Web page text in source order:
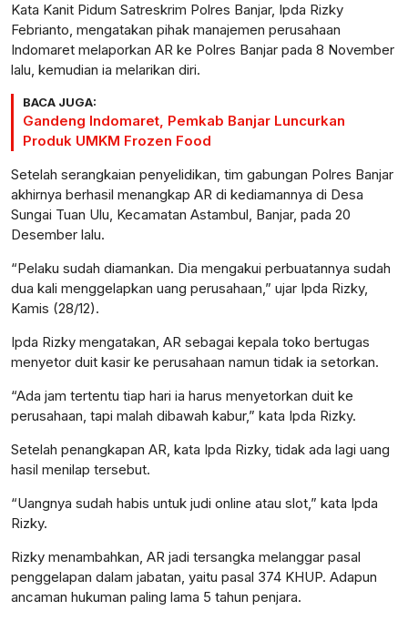
Kata Kanit Pidum Satreskrim Polres Banjar, Ipda Rizky
Febrianto, mengatakan pihak manajemen perusahaan
Indomaret melaporkan AR ke Polres Banjar pada 8 November
lalu, kemudian ia melarikan diri.
BACA JUGA:
Gandeng Indomaret, Pemkab Banjar Luncurkan
Produk UMKM Frozen Food
Setelah serangkaian penyelidikan, tim gabungan Polres Banjar
akhirnya berhasil menangkap AR di kediamannya di Desa
Sungai Tuan Ulu, Kecamatan Astambul, Banjar, pada 20
Desember lalu.
“Pelaku sudah diamankan. Dia mengakui perbuatannya sudah
dua kali menggelapkan uang perusahaan,” ujar Ipda Rizky,
Kamis (28/12).
Ipda Rizky mengatakan, AR sebagai kepala toko bertugas
menyetor duit kasir ke perusahaan namun tidak ia setorkan.
“Ada jam tertentu tiap hari ia harus menyetorkan duit ke
perusahaan, tapi malah dibawah kabur,” kata Ipda Rizky.
Setelah penangkapan AR, kata Ipda Rizky, tidak ada lagi uang
hasil menilap tersebut.
“Uangnya sudah habis untuk judi online atau slot,” kata Ipda
Rizky.
Rizky menambahkan, AR jadi tersangka melanggar pasal
penggelapan dalam jabatan, yaitu pasal 374 KHUP. Adapun
ancaman hukuman paling lama 5 tahun penjara.